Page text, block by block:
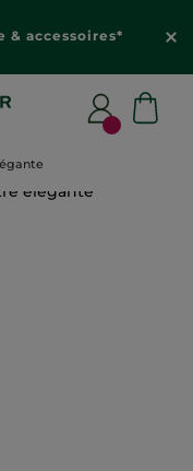
& accessoires*